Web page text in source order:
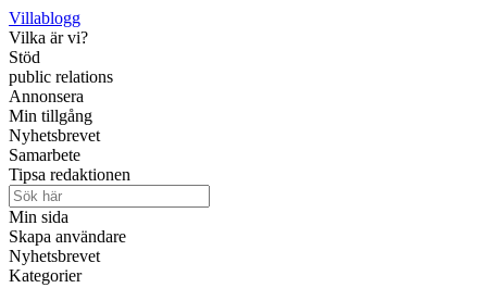
Villablogg
Vilka är vi?
Stöd
public relations
Annonsera
Min tillgång
Nyhetsbrevet
Samarbete
Tipsa redaktionen
Min sida
Skapa användare
Nyhetsbrevet
Kategorier